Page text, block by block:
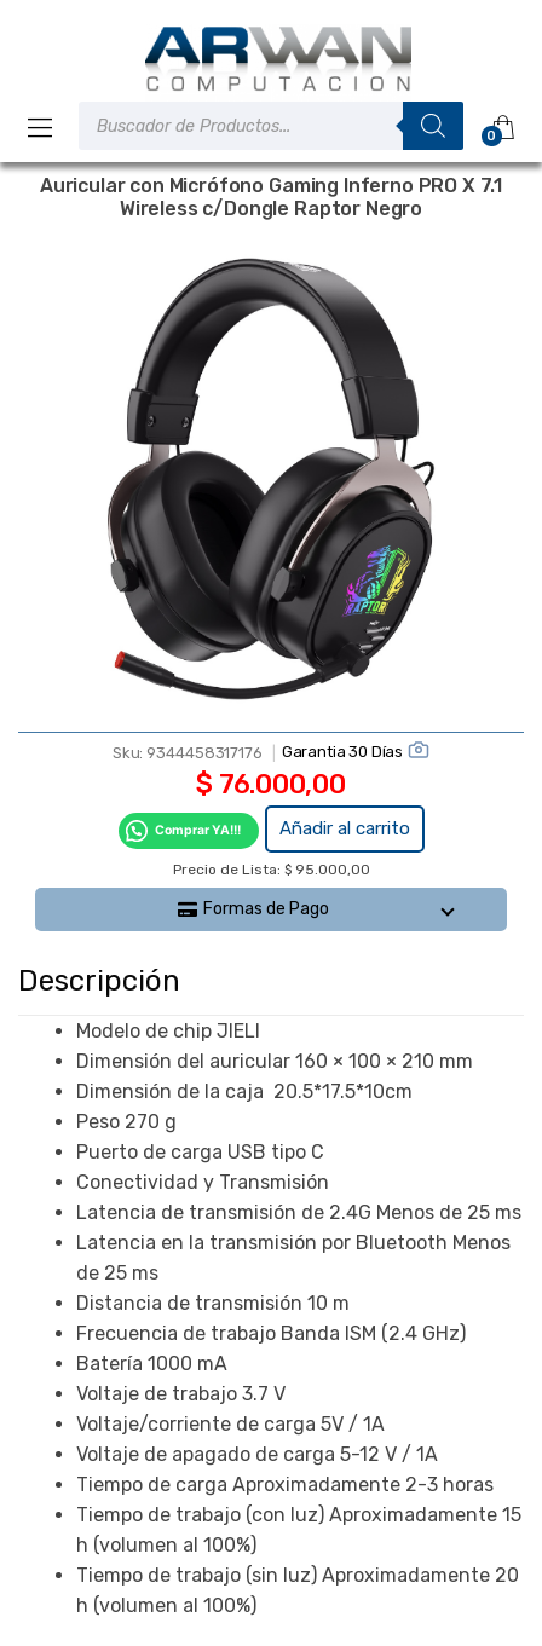
0
Auricular con Micrófono Gaming Inferno PRO X 7.1
Wireless c/Dongle Raptor Negro
Sku: 9344458317176 Garantia 30 Días
$ 76.000,00
Comprar YA!!!
Auricular
con
Micrófono
Gaming
c/Dongle
Raptor
cantidad
Añadir al carrito
Precio de Lista: $ 95.000,00
Formas de Pago
Descripción
Modelo de chip JIELI
Dimensión del auricular 160 × 100 × 210 mm
Dimensión de la caja 20.5*17.5*10cm
Peso 270 g
Puerto de carga USB tipo C
Conectividad y Transmisión
Latencia de transmisión de 2.4G Menos de 25 ms
Latencia en la transmisión por Bluetooth Menos
de 25 ms
Distancia de transmisión 10 m
Frecuencia de trabajo Banda ISM (2.4 GHz)
Batería 1000 mA
Voltaje de trabajo 3.7 V
Voltaje/corriente de carga 5V / 1A
Voltaje de apagado de carga 5-12 V / 1A
Tiempo de carga Aproximadamente 2-3 horas
Tiempo de trabajo (con luz) Aproximadamente 15
h (volumen al 100%)
Tiempo de trabajo (sin luz) Aproximadamente 20
h (volumen al 100%)